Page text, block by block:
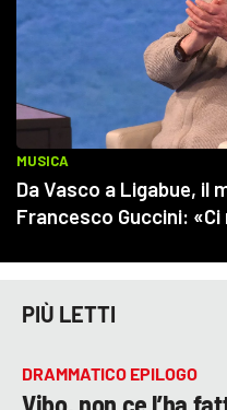
PIÙ LETTI
DRAMMATICO EPILOGO